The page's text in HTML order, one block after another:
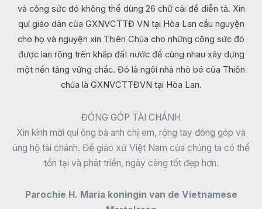
và công sức đó không thể dùng 26 chữ cái để diễn tả. Xin
quí giáo dân của GXNVCTTĐ VN tại Hòa Lan cầu nguyện
cho họ và nguyện xin Thiên Chúa cho những công sức đó
được lan rộng trên khắp đất nước để cùng nhau xây dựng
một nền tảng vững chắc. Đó là ngôi nhà nhỏ bé của Thiên
chúa là GXNVCTTĐVN tại Hòa Lan.
ĐÓNG GÓP TÀI CHÁNH
Xin kính mời quí ông bà anh chị em, rộng tay đóng góp và
ủng hộ tài chánh. Để giáo xứ Việt Nam của chúng ta có thể
tồn tại và phát triển, ngày càng tốt đẹp hơn.
Parochie H. Maria koningin van de Vietnamese